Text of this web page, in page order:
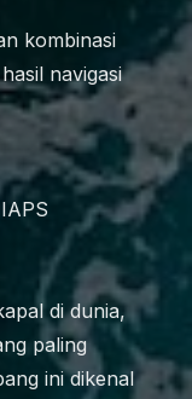
kombinasi
navigasi
di dunia,
paling
ini dikenal